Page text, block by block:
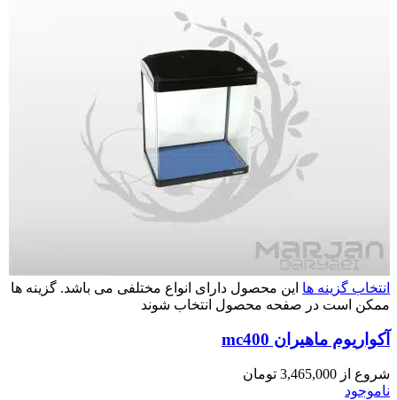
انتخاب گزینه ها این محصول دارای انواع مختلفی می باشد. گزینه ها
ممکن است در صفحه محصول انتخاب شوند
آکواریوم ماهیران mc400
شروع از 3,465,000 تومان
ناموجود